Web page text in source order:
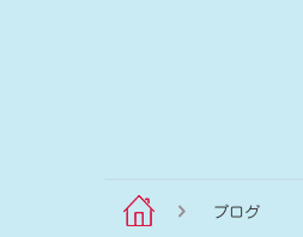
ブログ